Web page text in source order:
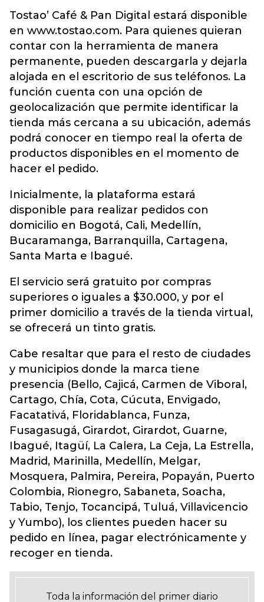
Tostao’ Café & Pan Digital estará disponible
en www.tostao.com. Para quienes quieran
contar con la herramienta de manera
permanente, pueden descargarla y dejarla
alojada en el escritorio de sus teléfonos. La
función cuenta con una opción de
geolocalización que permite identificar la
tienda más cercana a su ubicación, además
podrá conocer en tiempo real la oferta de
productos disponibles en el momento de
hacer el pedido.
Inicialmente, la plataforma estará
disponible para realizar pedidos con
domicilio en Bogotá, Cali, Medellín,
Bucaramanga, Barranquilla, Cartagena,
Santa Marta e Ibagué.
El servicio será gratuito por compras
superiores o iguales a $30.000, y por el
primer domicilio a través de la tienda virtual,
se ofrecerá un tinto gratis.
Cabe resaltar que para el resto de ciudades
y municipios donde la marca tiene
presencia (Bello, Cajicá, Carmen de Viboral,
Cartago, Chía, Cota, Cúcuta, Envigado,
Facatativá, Floridablanca, Funza,
Fusagasugá, Girardot, Girardot, Guarne,
Ibagué, Itagüí, La Calera, La Ceja, La Estrella,
Madrid, Marinilla, Medellín, Melgar,
Mosquera, Palmira, Pereira, Popayán, Puerto
Colombia, Rionegro, Sabaneta, Soacha,
Tabio, Tenjo, Tocancipá, Tuluá, Villavicencio
y Yumbo), los clientes pueden hacer su
pedido en línea, pagar electrónicamente y
recoger en tienda.
Toda la información del primer diario